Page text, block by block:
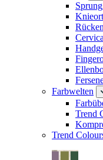
Farbwelten
Trend
Trend